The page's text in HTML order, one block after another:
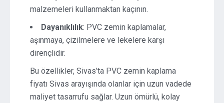
malzemeleri kullanmaktan kaçının.
Dayanıklılık: PVC zemin kaplamalar,
aşınmaya, çizilmelere ve lekelere karşı
dirençlidir.
Bu özellikler, Sivas’ta PVC zemin kaplama
fiyatı Sivas arayışında olanlar için uzun vadede
maliyet tasarrufu sağlar. Uzun ömürlü, kolay